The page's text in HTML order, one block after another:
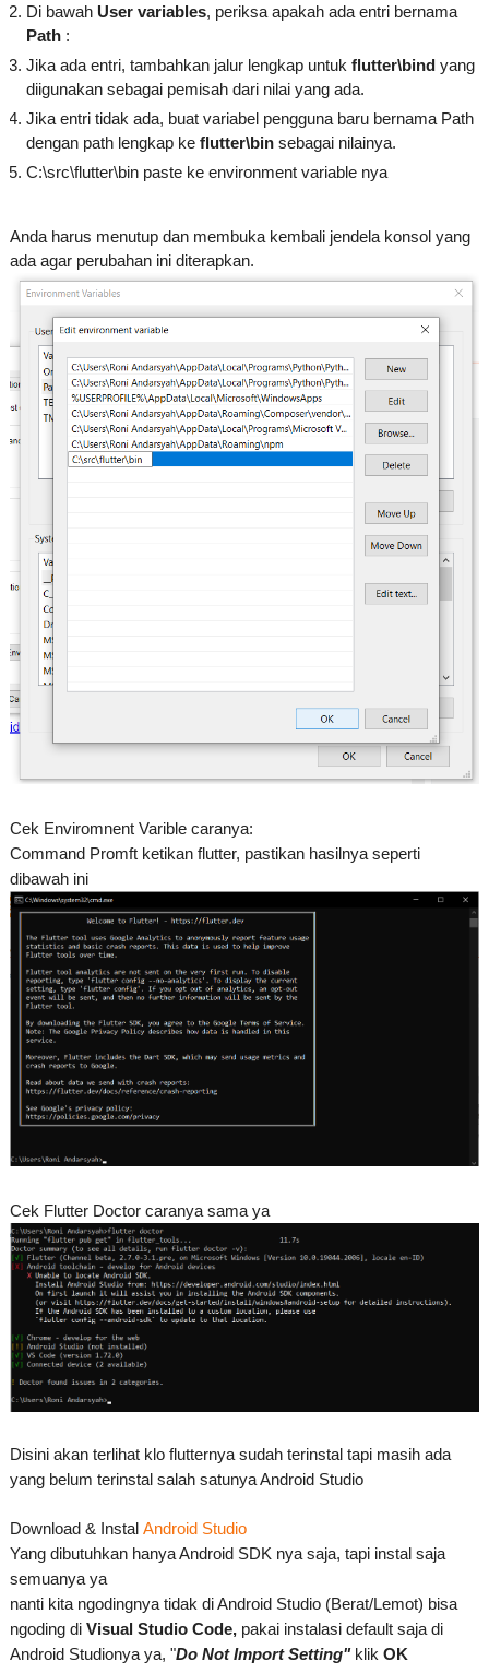
Di bawah User variables, periksa apakah ada entri bernama
Path :
Jika ada entri, tambahkan jalur lengkap untuk flutter\bindyang
diigunakan sebagai pemisah dari nilai yang ada.
Jika entri tidak ada, buat variabel pengguna baru bernama Path
dengan path lengkap ke flutter\binsebagai nilainya.
C:\src\flutter\bin paste ke environment variable nya
Anda harus menutup dan membuka kembali jendela konsol yang
ada agar perubahan ini diterapkan.
Cek Enviromnent Varible caranya:
Command Promft ketikan flutter, pastikan hasilnya seperti
dibawah ini
Cek Flutter Doctor caranya sama ya
Disini akan terlihat klo flutternya sudah terinstal tapi masih ada
yang belum terinstal salah satunya Android Studio
Download & Instal Android Studio
Yang dibutuhkan hanya Android SDK nya saja, tapi instal saja
semuanya ya
nanti kita ngodingnya tidak di Android Studio (Berat/Lemot) bisa
ngoding di Visual Studio Code, pakai instalasi default saja di
Android Studionya ya, "Do Not Import Setting" klik OK